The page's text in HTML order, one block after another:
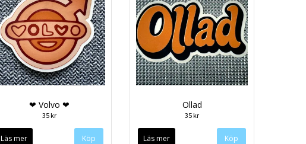
❤ Volvo ❤
35 kr
Läs mer
Ollad
35 kr
Läs mer